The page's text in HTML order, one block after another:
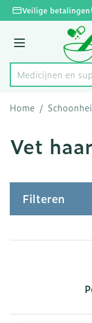
Ga naar de inhoud
1 van 1
Veilige betalingen
Menu
Product, merk,
Medicijnen en
Home /
Vet haar
Filteren